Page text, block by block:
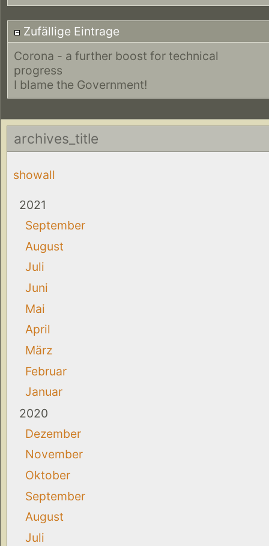
Zufällige Eintrage
Corona - a further boost for technical
progress
I blame the Government!
archives_title
showall
2021
September
August
Juli
Juni
Mai
April
März
Februar
Januar
2020
Dezember
November
Oktober
September
August
Juli